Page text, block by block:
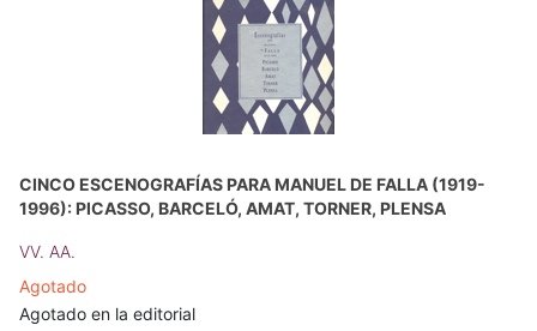
CINCO ESCENOGRAFÍAS PARA MANUEL DE FALLA (1919-
1996): PICASSO, BARCELÓ, AMAT, TORNER, PLENSA
VV. AA.
Agotado
Agotado en la editorial